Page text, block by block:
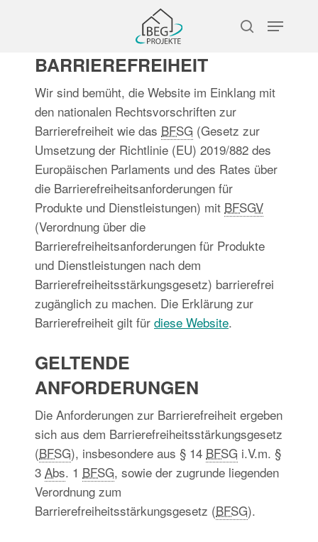
search
Menu
BARRIEREFREIHEIT
Wir sind bemüht, die Website im Einklang mit
den nationalen Rechtsvorschriften zur
Barrierefreiheit wie das BFSG (Gesetz zur
Umsetzung der Richtlinie (EU) 2019/882 des
Europäischen Parlaments und des Rates über
die Barrierefreiheitsanforderungen für
Produkte und Dienstleistungen) mit BFSGV
(Verordnung über die
Barrierefreiheitsanforderungen für Produkte
und Dienstleistungen nach dem
Barrierefreiheitsstärkungsgesetz) barrierefrei
zugänglich zu machen. Die Erklärung zur
Barrierefreiheit gilt für diese Website.
GELTENDE
ANFORDERUNGEN
Die Anforderungen zur Barrierefreiheit ergeben
sich aus dem Barrierefreiheitsstärkungsgesetz
(BFSG), insbesondere aus § 14 BFSG i.V.m. §
3 Abs. 1 BFSG, sowie der zugrunde liegenden
Verordnung zum
Barrierefreiheitsstärkungsgesetz (BFSG).